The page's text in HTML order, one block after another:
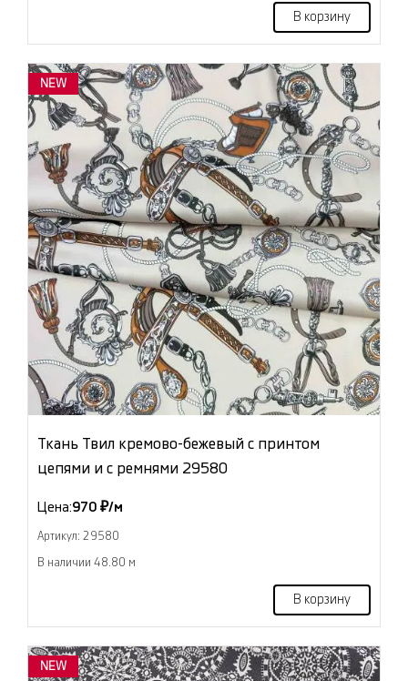
В корзину
NEW
Ткань Твил кремово-бежевый с принтом
цепями и с ремнями 29580
Цена:970 ₽/м
Артикул: 29580
В наличии 48.80 м
В корзину
NEW